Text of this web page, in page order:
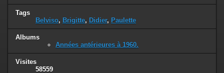
Tags
Belviso, Brigitte, Didier, Paulette
Albums
Années antérieures à 1960.
Visites
58559